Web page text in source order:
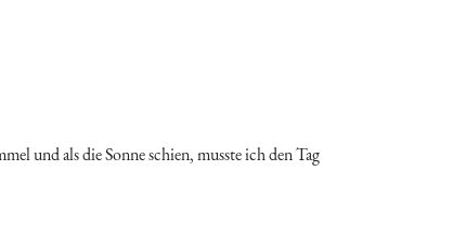
und als die Sonne schien, musste ich den Tag